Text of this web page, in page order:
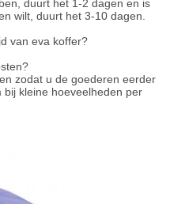
duurt het 1-2 dagen en is
wilt, duurt het 3-10 dagen.
van eva koffer?
zodat u de goederen eerder
kleine hoeveelheden per